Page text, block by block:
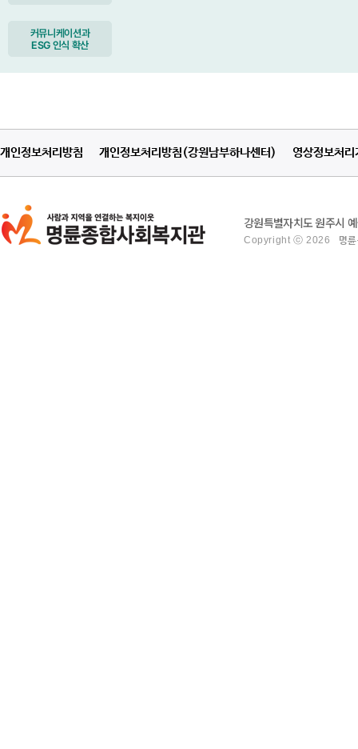
커뮤니케이션과
ESG 인식 확산
개인정보처리방침 개인정보처리방침(강원남부하나센터) 영상정보처
강원특별자치도 원주시
Copyright ⓒ 2026 명